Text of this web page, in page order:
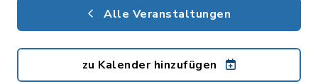
Alle Veranstaltungen
zu Kalender hinzufügen